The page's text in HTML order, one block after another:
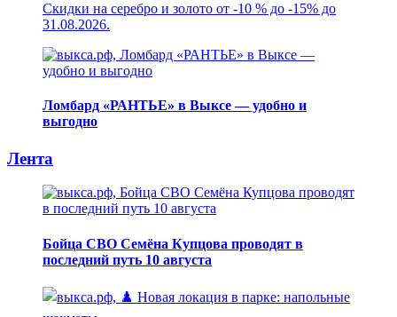
Скидки на серебро и золото от -10 % до -15% до
31.08.2026.
Ломбард «РАНТЬЕ» в Выксе — удобно и
выгодно
Лента
Бойца СВО Семёна Купцова проводят в
последний путь 10 августа